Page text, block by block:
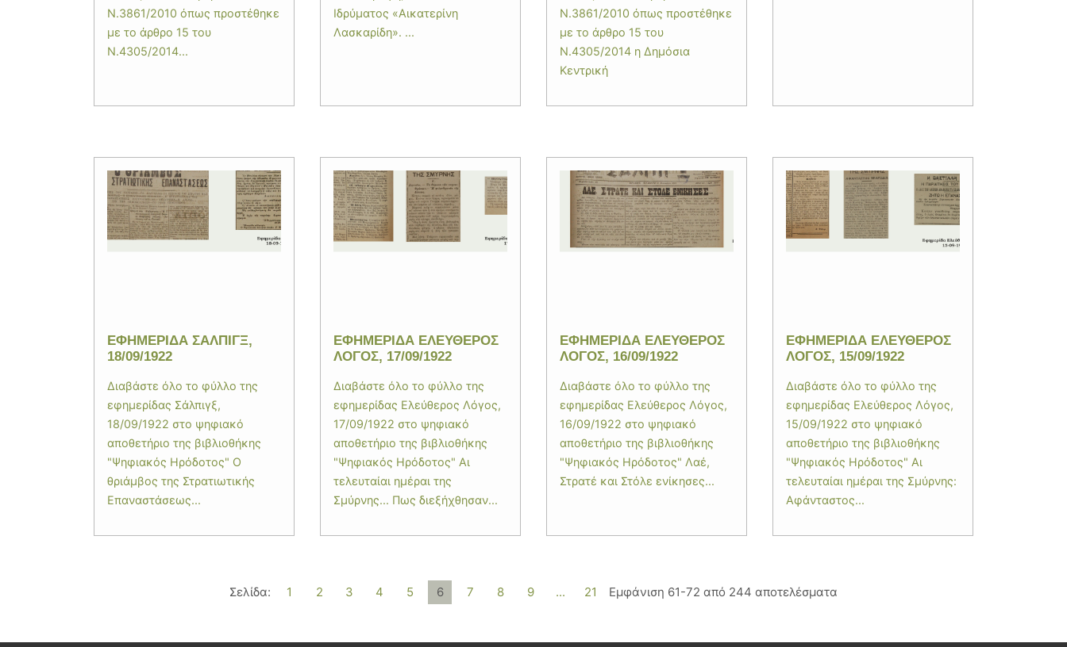
Ν.3861/2010 όπως προστέθηκε
με το άρθρο 15 του
Ν.4305/2014...
Ιδρύματος «Αικατερίνη
Λασκαρίδη». ...
Ν.3861/2010 όπως προστέθηκε
με το άρθρο 15 του
Ν.4305/2014 η Δημόσια
Κεντρική
ΕΦΗΜΕΡΙΔΑ ΣΑΛΠΙΓΞ,
18/09/1922
Διαβάστε όλο το φύλλο της
εφημερίδας Σάλπιγξ,
18/09/1922 στο ψηφιακό
αποθετήριο της βιβλιοθήκης
"Ψηφιακός Ηρόδοτος" Ο
θριάμβος της Στρατιωτικής
Επαναστάσεως...
ΕΦΗΜΕΡΙΔΑ ΕΛΕΥΘΕΡΟΣ
ΛΟΓΟΣ, 17/09/1922
Διαβάστε όλο το φύλλο της
εφημερίδας Ελεύθερος Λόγος,
17/09/1922 στο ψηφιακό
αποθετήριο της βιβλιοθήκης
"Ψηφιακός Ηρόδοτος" Αι
τελευταίαι ημέραι της
Σμύρνης... Πως διεξήχθησαν...
ΕΦΗΜΕΡΙΔΑ ΕΛΕΥΘΕΡΟΣ
ΛΟΓΟΣ, 16/09/1922
Διαβάστε όλο το φύλλο της
εφημερίδας Ελεύθερος Λόγος,
16/09/1922 στο ψηφιακό
αποθετήριο της βιβλιοθήκης
"Ψηφιακός Ηρόδοτος" Λαέ,
Στρατέ και Στόλε ενίκησες...
ΕΦΗΜΕΡΙΔΑ ΕΛΕΥΘΕΡΟΣ
ΛΟΓΟΣ, 15/09/1922
Διαβάστε όλο το φύλλο της
εφημερίδας Ελεύθερος Λόγος,
15/09/1922 στο ψηφιακό
αποθετήριο της βιβλιοθήκης
"Ψηφιακός Ηρόδοτος" Αι
τελευταίαι ημέραι της Σμύρνης:
Αφάνταστος...
Σελίδα: 1 2 3 4 5 6 7 8 9 ... 21 Εμφάνιση 61-72 από 244 αποτελέσματα